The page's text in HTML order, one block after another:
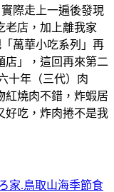
際走上一遍後發現
老店，加上離我家
萬華小吃系列」再
店」，這回再來第二
十年（三代）肉
紅燒肉不錯，炸蝦居
好吃，炸肉捲不是我
家.鳥取山海季節食